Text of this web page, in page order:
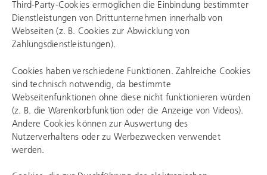
Third-Party-Cookies ermöglichen die Einbindung bestimmter
Dienstleistungen von Drittunternehmen innerhalb von
Webseiten (z. B. Cookies zur Abwicklung von
Zahlungsdienstleistungen).
Cookies haben verschiedene Funktionen. Zahlreiche Cookies
sind technisch notwendig, da bestimmte
Webseitenfunktionen ohne diese nicht funktionieren würden
(z. B. die Warenkorbfunktion oder die Anzeige von Videos).
Andere Cookies können zur Auswertung des
Nutzerverhaltens oder zu Werbezwecken verwendet
werden.